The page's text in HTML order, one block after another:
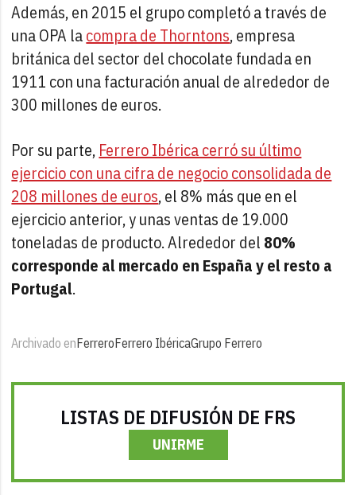
Además, en 2015 el grupo completó a través de
una OPA lacompra de Thorntons, empresa
británica del sector del chocolate fundada en
1911 con una facturación anual de alrededor de
300 millones de euros.
Por su parte, Ferrero Ibérica cerró su último
ejercicio con una cifra de negocio consolidada de
208 millones de euros, el 8% más que en el
ejercicio anterior, y unas ventas de 19.000
toneladas de producto. Alrededor del 80%
corresponde al mercado en España y el resto a
Portugal.
Archivado enFerreroFerrero IbéricaGrupo Ferrero
LISTAS DE DIFUSIÓN DE FRS
UNIRME